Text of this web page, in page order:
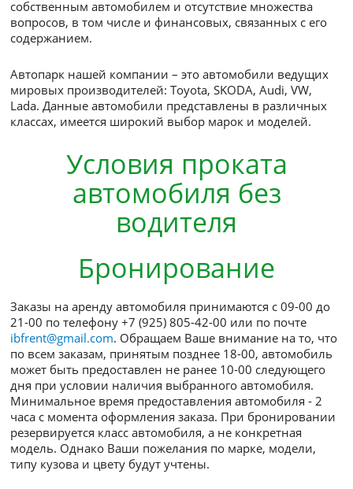
Прокат автомобиля – это наилучший компромисс,
объединяющий в себе все достоинства владения
собственным автомобилем и отсутствие
вопросов, в том числе и финансовых, связанных
содержанием.
Автопарк нашей компании – это автомобили
Lada. Данные автомобили представлены в
классах, имеется широкий выбор марок и
Условия проката
автомобиля без
водителя
Бронирование
Заказы на аренду автомобиля принимаются с 09-
21-00 по телефону +7 (925) 805-42-00 или по
ibfrent@gmail.com. Обращаем Ваше внимание на
по всем заказам, принятым позднее 18-00,
может быть предоставлен не ранее 10-00